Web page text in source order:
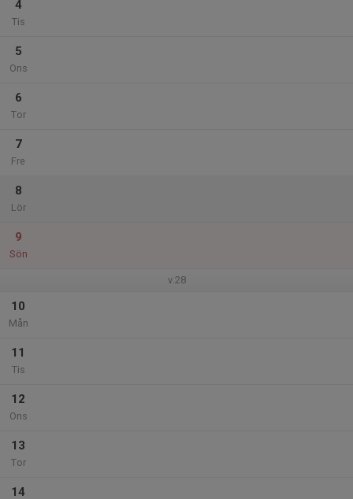
4
Tis
5
Ons
6
Tor
7
Fre
8
Lör
9
Sön
v.28
10
Mån
11
Tis
12
Ons
13
Tor
14